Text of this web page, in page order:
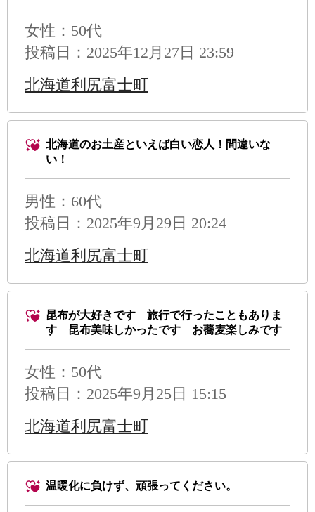
女性：50代
投稿日：2025年12月27日 23:59
北海道利尻富士町
北海道のお土産といえば白い恋人！間違いな
い！
男性 ：60代
投稿日：2025年9月29日 20:24
北海道利尻富士町
昆布が大好きです 旅行で行ったこともありま
す 昆布美味しかったです お蕎麦楽しみです
女性：50代
投稿日：2025年9月25日 15:15
北海道利尻富士町
温暖化に負けず、頑張ってください。